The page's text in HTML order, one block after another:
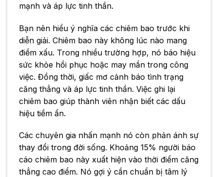
mạnh và áp lực tinh thần.
Bạn nên hiểu ý nghĩa các chiêm bao trước khi
diễn giải. Chiêm bao này không lúc nào mang
điềm xấu. Trong nhiều trường hợp, nó báo hiệu
sức khỏe hồi phục hoặc may mắn trong công
việc. Đồng thời, giấc mơ cảnh báo tình trạng
căng thẳng và áp lực tinh thần. Việc ghi lại
chiêm bao giúp thành viên nhận biết các dấu
hiệu tiềm ẩn.
Các chuyên gia nhấn mạnh nó còn phản ánh sự
thay đổi trong đời sống. Khoảng 15% người báo
cáo chiêm bao này xuất hiện vào thời điểm căng
thẳng cao điểm. Nó gợi ý cần chuẩn bị tâm lý